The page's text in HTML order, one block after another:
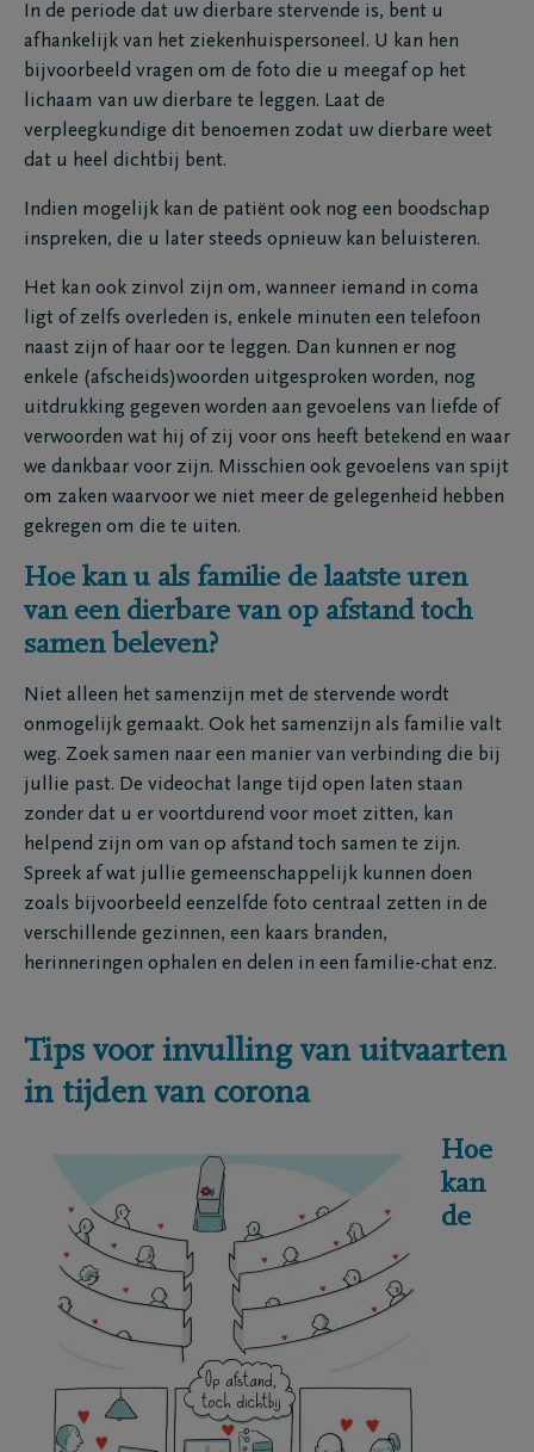
In de periode dat uw dierbare stervende is, bent u
afhankelijk van het ziekenhuispersoneel. U kan hen
bijvoorbeeld vragen om de foto die u meegaf op het
lichaam van uw dierbare te leggen. Laat de
verpleegkundige dit benoemen zodat uw dierbare weet
dat u heel dichtbij bent.
Indien mogelijk kan de patiënt ook nog een boodschap
inspreken, die u later steeds opnieuw kan beluisteren.
Het kan ook zinvol zijn om, wanneer iemand in coma
ligt of zelfs overleden is, enkele minuten een telefoon
naast zijn of haar oor te leggen. Dan kunnen er nog
enkele (afscheids)woorden uitgesproken worden, nog
uitdrukking gegeven worden aan gevoelens van liefde of
verwoorden wat hij of zij voor ons heeft betekend en waar
we dankbaar voor zijn. Misschien ook gevoelens van spijt
om zaken waarvoor we niet meer de gelegenheid hebben
gekregen om die te uiten.
Hoe kan u als familie de laatste uren
van een dierbare van op afstand toch
samen beleven?
Niet alleen het samenzijn met de stervende wordt
onmogelijk gemaakt. Ook het samenzijn als familie valt
weg. Zoek samen naar een manier van verbinding die bij
jullie past. De videochat lange tijd open laten staan
zonder dat u er voortdurend voor moet zitten, kan
helpend zijn om van op afstand toch samen te zijn.
Spreek af wat jullie gemeenschappelijk kunnen doen
zoals bijvoorbeeld eenzelfde foto centraal zetten in de
verschillende gezinnen, een kaars branden,
herinneringen ophalen en delen in een familie-chat enz.
Tips voor invulling van uitvaarten
in tijden van corona
Hoe
kan
de